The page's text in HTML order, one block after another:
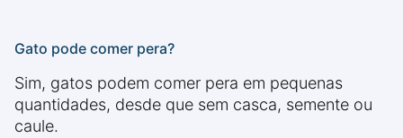
Gato pode comer pera?
Sim, gatos podem comer pera em pequenas
quantidades, desde que sem casca, semente ou
caule.